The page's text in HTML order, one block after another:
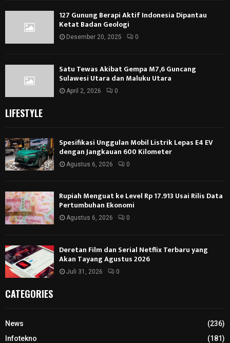
127 Gunung Berapi Aktif Indonesia Dipantau
Ketat Badan Geologi
Desember 20, 2025 0
Satu Tewas Akibat Gempa M7,6 Guncang
Sulawesi Utara dan Maluku Utara
April 2, 2026 0
LIFESTYLE
Spesifikasi Unggulan Mobil Listrik Lepas E4 EV
dengan Jangkauan 600 Kilometer
Agustus 6, 2026 0
Rupiah Menguat ke Level Rp 17.913 Usai Rilis Data
Pertumbuhan Ekonomi
Agustus 6, 2026 0
Deretan Film dan Serial Netflix Terbaru yang
Akan Tayang Agustus 2026
Juli 31, 2026 0
CATEGORIES
News
(236)
Infotekno
(181)